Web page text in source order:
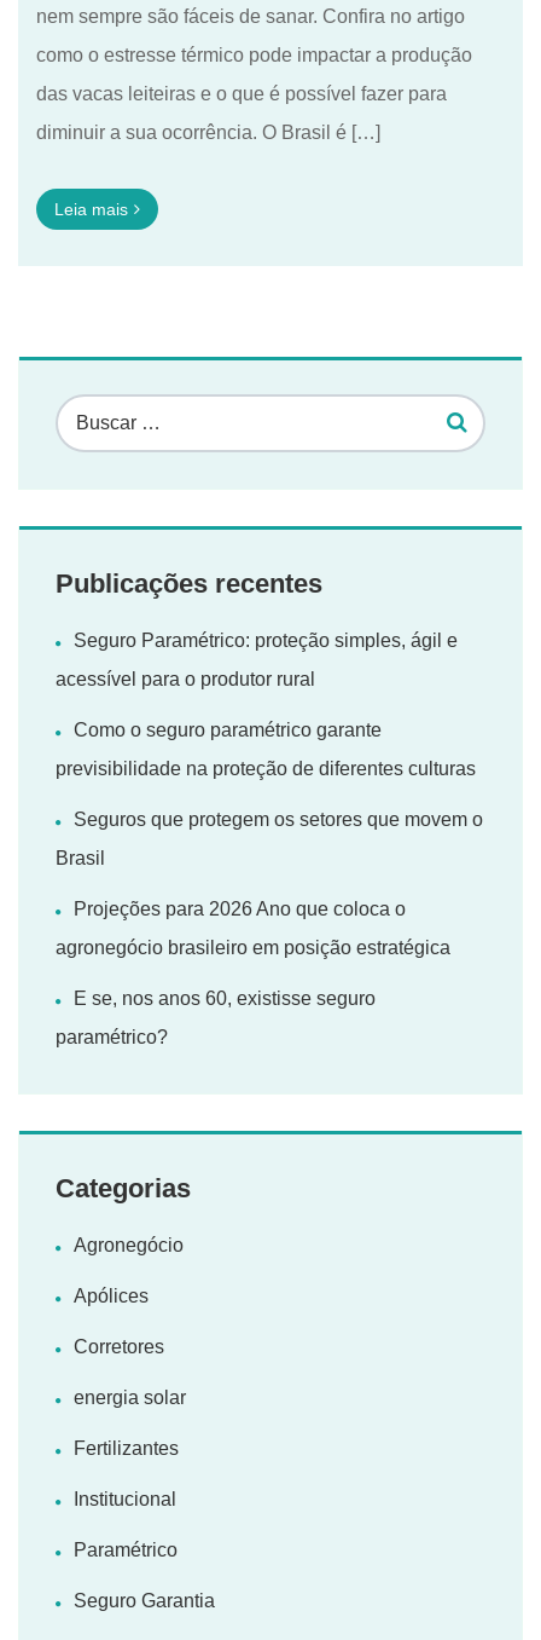
nem sempre são fáceis de sanar. Confira no artigo
como o estresse térmico pode impactar a produção
das vacas leiteiras e o que é possível fazer para
diminuir a sua ocorrência. O Brasil é […]
Leia mais
Publicações recentes
Seguro Paramétrico: proteção simples, ágil e
acessível para o produtor rural
Como o seguro paramétrico garante
previsibilidade na proteção de diferentes culturas
Seguros que protegem os setores que movem o
Brasil
Projeções para 2026 Ano que coloca o
agronegócio brasileiro em posição estratégica
E se, nos anos 60, existisse seguro
paramétrico?
Categorias
Agronegócio
Apólices
Corretores
energia solar
Fertilizantes
Institucional
Paramétrico
Seguro Garantia